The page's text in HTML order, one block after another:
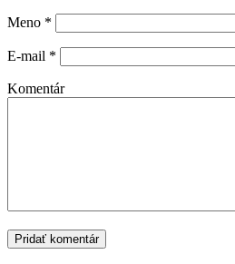
Meno *
E-mail *
Komentár